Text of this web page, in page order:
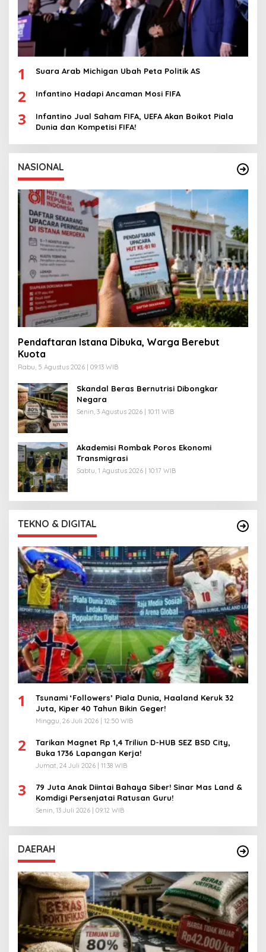
1 Suara Arab Michigan Ubah Peta Politik AS
2 Infantino Hadapi Ancaman Mosi FIFA
3
Infantino Jual Saham FIFA, UEFA Akan Boikot Piala
Dunia dan Kompetisi FIFA!
NASIONAL
Pendaftaran Istana Dibuka, Warga Berebut
Kuota
Rabu, 5 Agustus 2026 | 09:13 WIB
Skandal Beras Bernutrisi Dibongkar
Negara
Senin, 3 Agustus 2026 | 10:11 WIB
Akademisi Rombak Poros Ekonomi
Transmigrasi
Sabtu, 1 Agustus 2026 | 10:17 WIB
TEKNO & DIGITAL
1
Tsunami ‘Followers’ Piala Dunia, Haaland Keruk 32
Juta, Kiper 40 Tahun Bikin Geger!
Minggu, 26 Juli 2026 | 12:50 WIB
2
Tarikan Magnet Rp 1,4 Triliun D-HUB SEZ BSD City,
Buka 1736 Lapangan Kerja!
Jumat, 24 Juli 2026 | 11:38 WIB
3
79 Juta Anak Diintai Bahaya Siber! Sinar Mas Land &
Komdigi Persenjatai Ratusan Guru!
Senin, 13 Juli 2026 | 09:12 WIB
DAERAH